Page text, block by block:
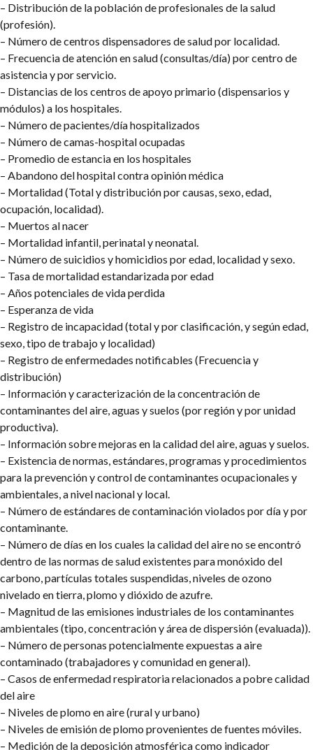
– Distribución de la población de profesionales de la salud
(profesión).
– Número de centros dispensadores de salud por localidad.
– Frecuencia de atención en salud (consultas/día) por centro de
asistencia y por servicio.
– Distancias de los centros de apoyo primario (dispensarios y
módulos) a los hospitales.
– Número de pacientes/día hospitalizados
– Número de camas-hospital ocupadas
– Promedio de estancia en los hospitales
– Abandono del hospital contra opinión médica
– Mortalidad (Total y distribución por causas, sexo, edad,
ocupación, localidad).
– Muertos al nacer
– Mortalidad infantil, perinatal y neonatal.
– Número de suicidios y homicidios por edad, localidad y sexo.
– Tasa de mortalidad estandarizada por edad
– Años potenciales de vida perdida
– Esperanza de vida
– Registro de incapacidad (total y por clasificación, y según edad,
sexo, tipo de trabajo y localidad)
– Registro de enfermedades notificables (Frecuencia y
distribución)
– Información y caracterización de la concentración de
contaminantes del aire, aguas y suelos (por región y por unidad
productiva).
– Información sobre mejoras en la calidad del aire, aguas y suelos.
– Existencia de normas, estándares, programas y procedimientos
para la prevención y control de contaminantes ocupacionales y
ambientales, a nivel nacional y local.
– Número de estándares de contaminación violados por día y por
contaminante.
– Número de días en los cuales la calidad del aire no se encontró
dentro de las normas de salud existentes para monóxido del
carbono, partículas totales suspendidas, niveles de ozono
nivelado en tierra, plomo y dióxido de azufre.
– Magnitud de las emisiones industriales de los contaminantes
ambientales (tipo, concentración y área de dispersión (evaluada)).
– Número de personas potencialmente expuestas a aire
contaminado (trabajadores y comunidad en general).
– Casos de enfermedad respiratoria relacionados a pobre calidad
del aire
– Niveles de plomo en aire (rural y urbano)
– Niveles de emisión de plomo provenientes de fuentes móviles.
– Medición de la deposición atmosférica como indicador